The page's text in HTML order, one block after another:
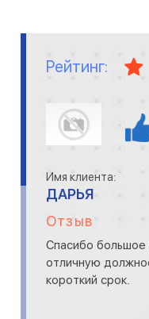
Рейтинг:
Имя клиента:
ДАРЬЯ
Отзыв
Спасибо большое
отличную
короткий срок.